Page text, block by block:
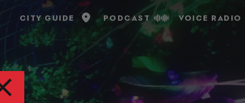
CITY GUIDE PODCAST VOICE RADIO